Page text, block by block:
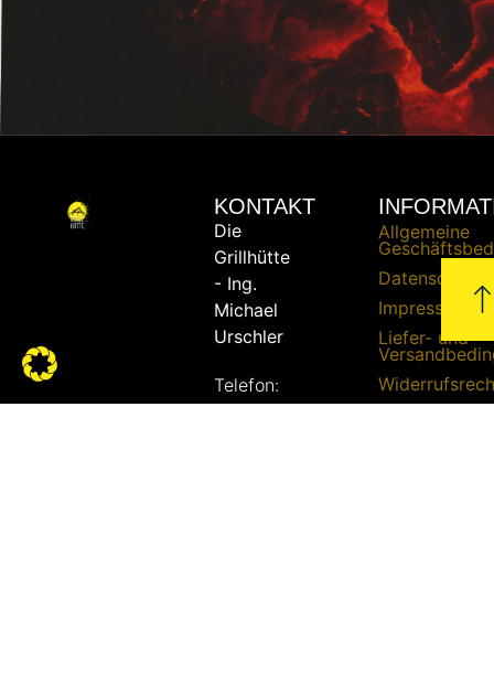
KONTAKT
Die
Grillhütte
- Ing.
Michael
Urschler
Telefon:
+43
Allgemeine
Impressum
Liefer- und